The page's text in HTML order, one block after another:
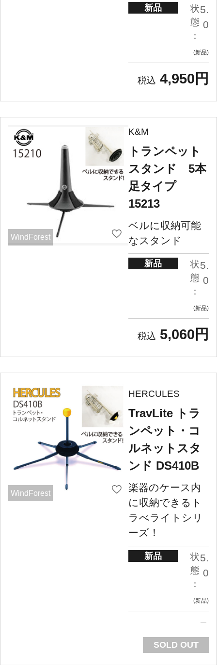
新品
状
態
：
5.
0
新品
4,950円
WindForest
K&M
トランペット
スタンド 5本
足タイプ
15213
ベルに収納可能
なスタンド
新品
状
態
：
5.
0
新品
5,060円
WindForest
HERCULES
TravLite トラ
ンペット・コ
ルネットスタ
ンド DS410B
楽器のケース内
に収納できるト
ラべライトシリ
ーズ！
新品
状
態
：
5.
0
新品
SOLD OUT